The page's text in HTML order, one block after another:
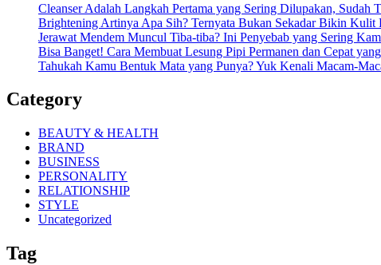
Cleanser Adalah Langkah Pertama yang Sering Dilupakan, Sudah
Brightening Artinya Apa Sih? Ternyata Bukan Sekadar Bikin Kulit
Jerawat Mendem Muncul Tiba-tiba? Ini Penyebab yang Sering
Bisa Banget! Cara Membuat Lesung Pipi Permanen dan Cepat
Tahukah Kamu Bentuk Mata yang Punya? Yuk Kenali Macam-
Category
BEAUTY & HEALTH
BRAND
BUSINESS
PERSONALITY
RELATIONSHIP
STYLE
Uncategorized
Tag